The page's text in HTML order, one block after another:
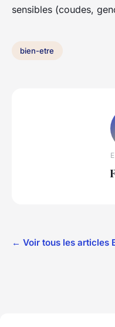
sensibles (coudes,
bien-etre
← Voir tous les articles